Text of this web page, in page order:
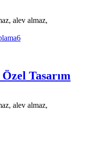
alev almaz,
Tasarım
alev almaz,